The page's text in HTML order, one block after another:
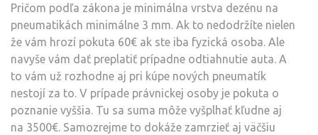
Pričom podľa zákona je minimálna vrstva dezénu na
pneumatikách minimálne 3 mm. Ak to nedodržíte nielen
že vám hrozí pokuta 60€ ak ste iba fyzická osoba. Ale
navyše vám dať preplatiť prípadne odtiahnutie auta. A
to vám už rozhodne aj pri kúpe nových pneumatík
nestojí za to. V prípade právnickej osoby je pokuta o
poznanie vyššia. Tu sa suma môže vyšplhať kľudne aj
na 3500€. Samozrejme to dokáže zamrzieť aj väčšiu